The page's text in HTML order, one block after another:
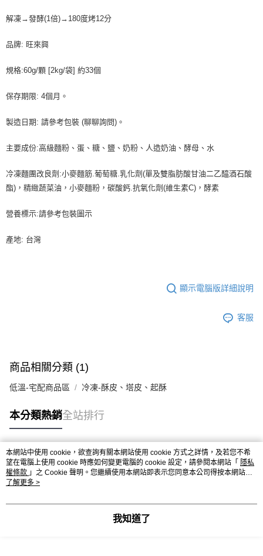
結帳頁面，進行簡訊認證並確認金額後，即可完成結帳。
３．收到繳費通知簡訊後14天內，點擊此簡訊中的連結，可透過四大超商／
※ 請注意：結帳手續完成當下不需立刻繳費，但若您需要取消訂單，請聯絡
購買商品的店家。未經商家同意取消之訂單仍視為有效，需透過AFTEE先享
※ 交易是否成功請以「AFTEE先享後付 」之結帳頁面顯示為準，若有關於
客戶支援中心」https://netprotections.freshdesk.com/support/home
１．透過由恩沛科技股份有限公司提供之「AFTEE先享後付」服務完成之交
易，需依本服務之必要範圍內提供個人資料，並將交易相關給付款項請求債
https://aftee.tw/terms/#terms3
「AFTEE先享後付」，若未經同意申辦者引起之損失，本公司不負相關責
５．嚴禁一人註冊多個帳號或使用他人資訊註冊。若發現惡意使用之情形，
每筆NT$220，滿NT$3,000(含以上)免運費
冷凍宅配-新竹物流 單筆限重20kg
解凍→發酵(1倍)→180度烤12分
品牌: 旺來興
規格:60g/顆 [2kg/袋] 約33個
保存期限: 4個月。
製造日期: 請參考包裝 (聊聊詢問)。
主要成份:高級麵粉、蛋、糖、鹽、奶粉、人造奶油、酵母、水
冷凍麵團改良劑:小麥麵筋.葡萄糖.乳化劑(單及雙脂肪酸甘油二乙醯酒石酸
酯)，精緻蔬菜油，小麥麵粉，碳酸鈣.抗氧化劑(維生素C)，酵素
營養標示:請參考包裝圖示
產地: 台灣
顯示電腦版詳細說明
客服
商品相關分類 (1)
低溫-宅配商品區 冷凍-酥皮、塔皮、起酥
本分類熱銷全站排行
熱門標籤
本網站中使用 cookie，欲查詢有關本網站使用 cookie 方式之詳情，及若您不希
望在電腦上使用 cookie 時應如何變更電腦的 cookie 設定，請參閱本網站「 隱私
權條款 」之 Cookie 聲明。您繼續使用本網站即表示您同意本公司得按本網站使
用條款之 Cookie 聲明使用 cookie。
了解更多 >
我知道了